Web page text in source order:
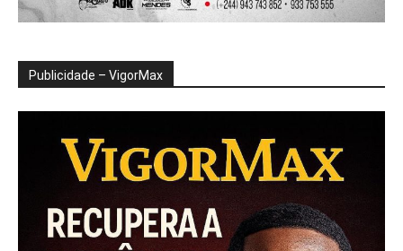
Publicidade – VigorMax